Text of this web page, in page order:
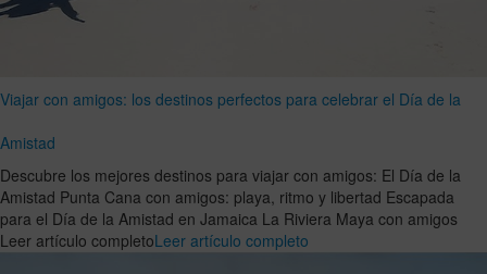
Viajar con amigos: los destinos perfectos para celebrar el Día de la
Amistad
Descubre los mejores destinos para viajar con amigos: El Día de la
Amistad Punta Cana con amigos: playa, ritmo y libertad Escapada
para el Día de la Amistad en Jamaica La Riviera Maya con amigos
Leer artículo completoLeer artículo completo